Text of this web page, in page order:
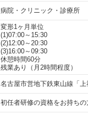
病院・クリニック・診療所
変形1ヶ月単位
(1)07:00～15:30
(2)12:00～20:30
(3)16:00～09:30
休憩時間60分
残業あり（月2時間程度）
名古屋市営地下鉄東山線「
初任者研修の資格をお持ちの